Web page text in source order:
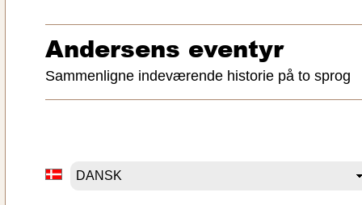
Andersens eventyr
Sammenligne indeværende historie på to sprog